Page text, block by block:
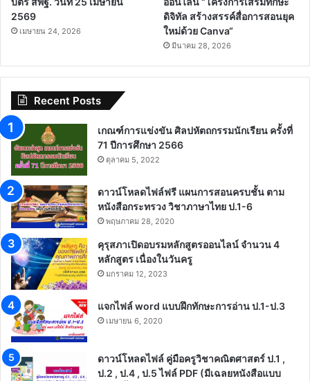
2569
เมษายน 24, 2026
ดิจิทัล สร้างสรรค์สื่อการสอนยุค
ใหม่ด้วย Canva“
มีนาคม 28, 2026
Recent Posts
เกณฑ์การแข่งขัน ศิลปหัตถกรรมนักเรียน ครั้งที่
71 ปีการศึกษา 2566
ตุลาคม 5, 2022
ดาวน์โหลดไฟล์ฟรี แผนการสอนครบชั้น ตาม
หนังสือกระทรวง วิชาภาษาไทย ป.1-6
พฤษภาคม 28, 2020
คุรุสภาเปิดอบรมหลักสูตรออนไลน์ จำนวน 4
หลักสูตร เนื่องในวันครู
มกราคม 12, 2023
แจกไฟล์ word แบบฝึกทักษะการอ่าน ป.1-ป.3
เมษายน 6, 2020
ดาวน์โหลดไฟล์ คู่มือครูวิชาคณิตศาสตร์ ป.1 ,
ป.2 , ป.4 , ป.5 ไฟล์ PDF (มีเฉลยหนังสือแบบ